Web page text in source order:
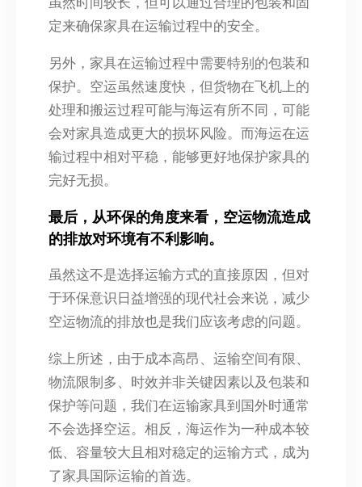
定来确保家具在运输过程中的安全。
另外，家具在运输过程中需要特别的包装和
保护。空运虽然速度快，但货物在飞机上的
处理和搬运过程可能与海运有所不同，可能
会对家具造成更大的损坏风险。而海运在运
输过程中相对平稳，能够更好地保护家具的
完好无损。
最后，从环保的角度来看，空运物流造成
的排放对环境有不利影响。
虽然这不是选择运输方式的直接原因，但对
于环保意识日益增强的现代社会来说，减少
空运物流的排放也是我们应该考虑的问题。
综上所述，由于成本高昂、运输空间有限、
物流限制多、时效并非关键因素以及包装和
保护等问题，我们在运输家具到国外时通常
不会选择空运。相反，海运作为一种成本较
低、容量较大且相对稳定的运输方式，成为
了家具国际运输的首选。